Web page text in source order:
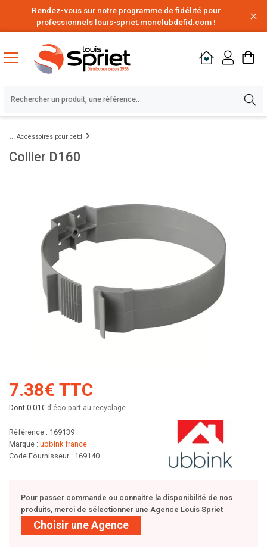
Rendez-vous sur notre programme de fidélité pour
professionnels louis-spriet.monclubdefid.com !
Accessoires pour cetd
Collier D160
7.38€ TTC
Dont 0.01€ d'éco-part au recyclage
Référence : 169139
Marque : ubbink france
Code Fournisseur : 169140
Pour passer commande ou connaitre la disponibilité de nos
produits, merci de sélectionner une Agence Louis Spriet
Choisir une Agence